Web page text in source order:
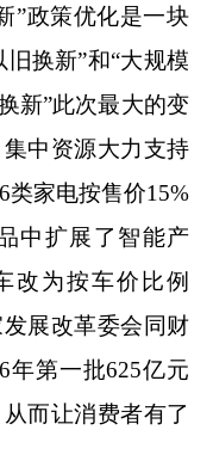
政策优化是一块
换新”和“大规模
新”此次最大的变
中资源大力支持
类家电按售价15%
中扩展了智能产
改为按车价比例
展改革委会同财
年第一批625亿元
而让消费者有了